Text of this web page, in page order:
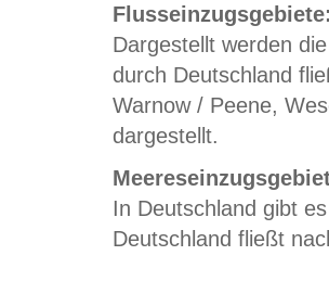
Dargestellt werden
durch Deutschland
Warnow / Peene,
dargestellt.
In Deutschland gibt
Deutschland fließt